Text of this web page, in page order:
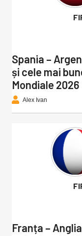
Spania –
și cele mai
Mondiale 2026
Alex Ivan
Franța –